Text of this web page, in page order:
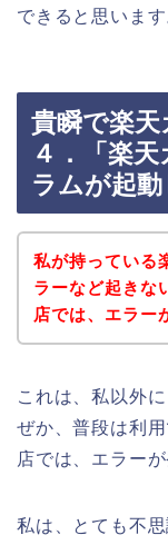
できると思います
貴瞬で楽
４．「楽
ラムが起動
私が持っている
ラーなど起きな
店では、エラー
これは、私以外
ぜか、普段は利
店では、エラー
私は、とても不